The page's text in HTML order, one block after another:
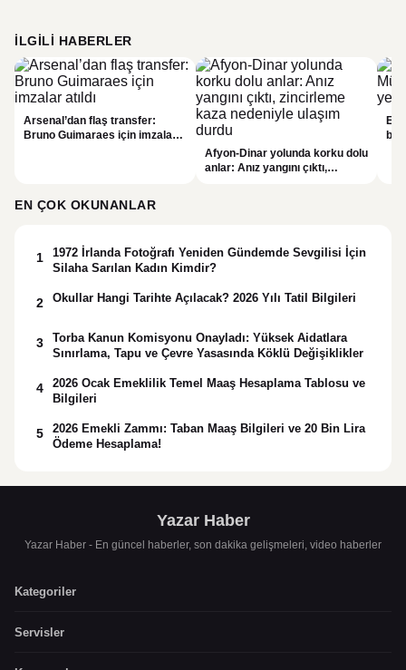
İLGILI HABERLER
Arsenal’dan flaş transfer:
Bruno Guimaraes için imzalar
Afyon-Dinar yolunda korku dolu
anlar: Anız yangını çıktı,
bin
EN ÇOK OKUNANLAR
1
1972 İrlanda Fotoğrafı Yeniden Gündemde Sevgilisi İçin
Silaha Sarılan Kadın Kimdir?
2 Okullar Hangi Tarihte Açılacak? 2026 Yılı Tatil Bilgileri
3
Torba Kanun Komisyonu Onayladı: Yüksek Aidatlara
Sınırlama, Tapu ve Çevre Yasasında Köklü Değişiklikler
4
2026 Ocak Emeklilik Temel Maaş Hesaplama Tablosu ve
Bilgileri
5
2026 Emekli Zammı: Taban Maaş Bilgileri ve 20 Bin Lira
Ödeme Hesaplama!
Yazar Haber
Yazar Haber - En güncel haberler, son dakika gelişmeleri, video haberler
Kategoriler
Servisler